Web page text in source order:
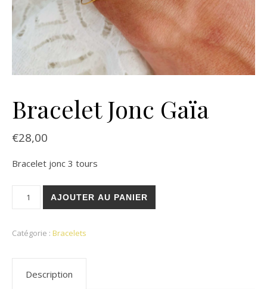
Bracelet Jonc Gaïa
€28,00
Bracelet jonc 3 tours
quantité de Bracelet Jonc Gaïa
AJOUTER AU PANIER
Catégorie : Bracelets
Description